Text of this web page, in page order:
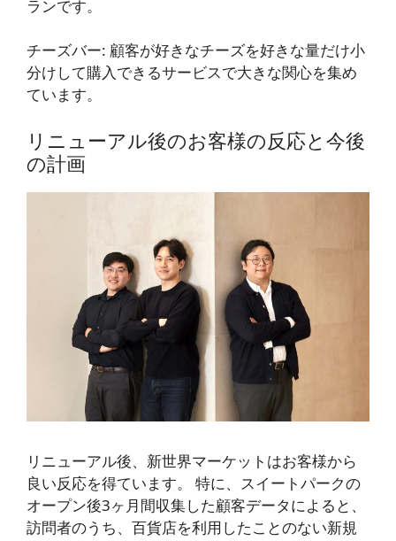
ランです。
チーズバー: 顧客が好きなチーズを好きな量だけ小
分けして購入できるサービスで大きな関心を集め
ています。
リニューアル後のお客様の反応と今後
の計画
リニューアル後、新世界マーケットはお客様から
良い反応を得ています。 特に、スイートパークの
オープン後3ヶ月間収集した顧客データによると、
訪問者のうち、百貨店を利用したことのない新規